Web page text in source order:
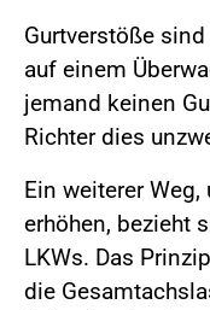
Gurtverstöße
auf einem
jemand keinen
Richter dies
Ein weiterer
erhöhen, bezieht
LKWs. Das
die